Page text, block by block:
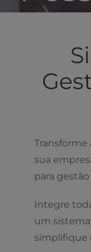
Transforme
sua
para
Integre
um
simplifique